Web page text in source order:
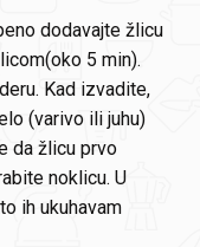
dodavajte žlicu
5 min).
Kad izvadite,
(varivo ili juhu)
da žlicu prvo
noklicu. U
ih ukuhavam